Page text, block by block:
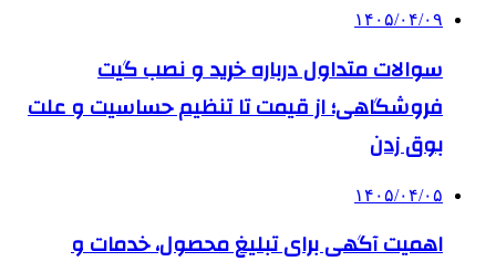
۱۴۰۵/۰۴/۰۹
سوالات متداول درباره خرید و نصب گیت
فروشگاهی؛ از قیمت تا تنظیم حساسیت و علت
بوق زدن
۱۴۰۵/۰۴/۰۵
اهمیت آگهی برای تبلیغ محصول، خدمات و